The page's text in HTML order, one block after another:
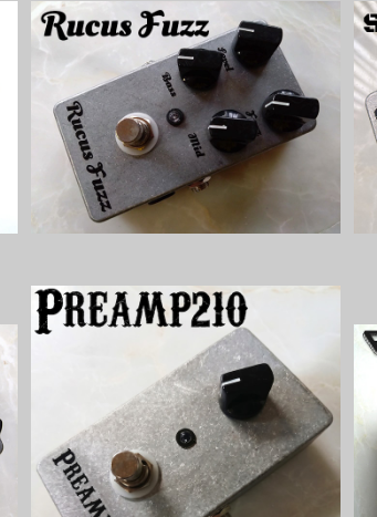
Rucus Fuzzファズキット【BASIC KI
T】
¥6,800
Preamp210キット【BASIC KIT】
¥4,800